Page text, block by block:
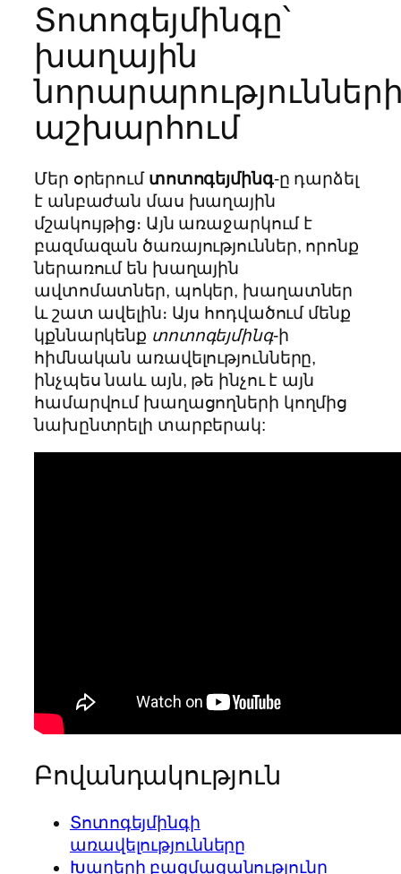
Տոտոգեյմինգը՝
խաղային
աշխարհում
Մեր օրերում տոտոգեյմինգ-ը դարձել
է անբաժան մաս խաղային
մշակույթից։ Այն առաջարկում է
բազմազան ծառայություններ, որոնք
ներառում են խաղային
ավտոմատներ, պոկեր, խաղատներ
և շատ ավելին։ Այս հոդվածում մենք
կքննարկենք տոտոգեյմինգ-ի
հիմնական առավելությունները,
ինչպես նաև այն, թե ինչու է այն
համարվում խաղացողների կողմից
նախընտրելի տարբերակ:
Բովանդակություն
Տոտոգեյմինգի
առավելությունները
Խաղերի բազմազանությունը